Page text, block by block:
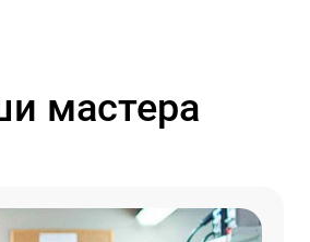
мастера